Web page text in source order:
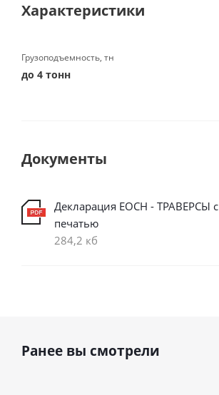
Характеристики
Грузоподъемность, тн
до 4 тонн
Документы
Декларация ЕОСН - ТРАВЕРСЫ с
печатью
284,2 кб
Ранее вы смотрели